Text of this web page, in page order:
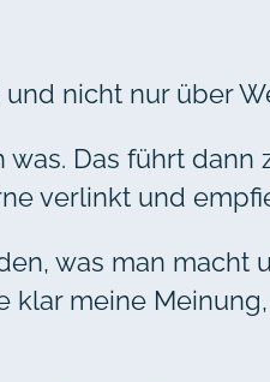
nicht nur über
Das führt
verlinkt und
was man macht
klar meine